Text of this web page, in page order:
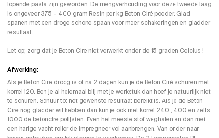
lopende pasta zijn geworden. De mengverhouding voor deze tweede laag
is ongeveer 375 – 400 gram Resin per kg Beton Ciré poeder. Glad
spanen met een droge schone spaan voor meer schakeringen en gladder
resultaat.
Let op; zorg dat je Beton Cire niet verwerkt onder de 15 graden Celcius !
Afwerking:
Als je Beton Cire droog is of na 2 dagen kun je de Beton Ciré schuren met
korrel 120. Ben je al helemaal blij met je werkstuk dan hoef je natuurlijk niet
te schuren. Schuur tot het gewenste resultaat bereikt is. Als je de Beton
Cire nog gladder wil hebben dan kun je ook met korrel 240 , 400 en zelfs
1000 de betoncire polijsten. Even het meeste stof weghalen en dan met
een harige vacht roller de impregneer vol aanbrengen. Van onder naar